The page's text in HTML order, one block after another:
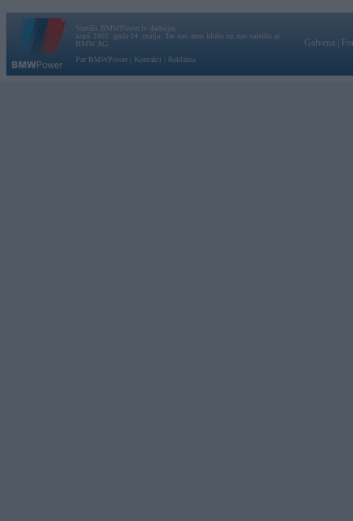
Vortāls BMWPower.lv darbojas
kopš 2002. gada 14. maija. Tas nav auto klubs un nav saistīts ar
BMW AG.
Par BMWPower
Kontakti Reklāma
Galvena